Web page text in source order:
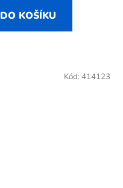
DO KOŠÍKU
Kód: 414123